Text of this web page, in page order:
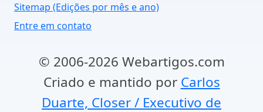
Sitemap (Edições por mês e ano)
Entre em contato
© 2006-2026 Webartigos.com
Criado e mantido por Carlos
Duarte, Closer / Executivo de